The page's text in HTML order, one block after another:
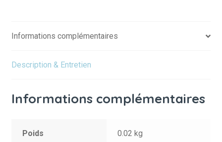
Informations complémentaires
Description & Entretien
Informations complémentaires
Poids 0.02 kg